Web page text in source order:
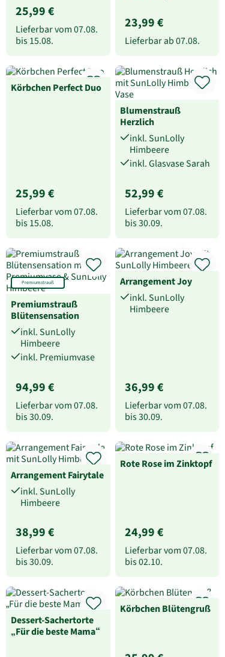
25,99 €
Lieferbar vom07.08.
bis 15.08.
23,99 €
Lieferbar ab07.08.
Körbchen Perfect Duo
25,99 €
Lieferbar vom07.08.
bis 15.08.
Blumenstrauß
Herzlich
inkl. SunLolly
Himbeere
inkl. Glasvase Sarah
52,99 €
Lieferbar vom07.08.
bis30.09.
Premiumstrauß
Premiumstrauß
Blütensensation
inkl. SunLolly
Himbeere
inkl. Premiumvase
94,99 €
Lieferbar vom07.08.
bis30.09.
Arrangement Joy
inkl. SunLolly
Himbeere
36,99 €
Lieferbar vom07.08.
bis30.09.
Arrangement Fairytale
inkl. SunLolly
Himbeere
38,99 €
Lieferbar vom07.08.
bis30.09.
Rote Rose im Zinktopf
24,99 €
Lieferbar vom07.08.
bis02.10.
Dessert-Sachertorte
„Für die beste Mama“
Körbchen Blütengruß